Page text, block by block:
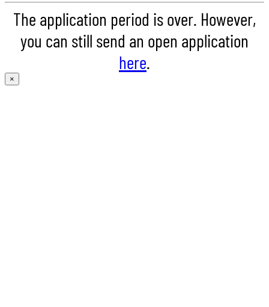
The application period is over. However,
you can still send an open application
here.
×